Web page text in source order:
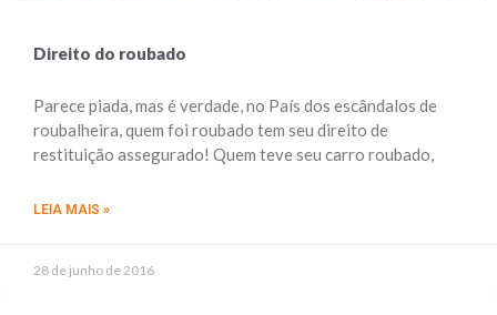
Direito do roubado
Parece piada, mas é verdade, no País dos escândalos de
roubalheira, quem foi roubado tem seu direito de
restituição assegurado! Quem teve seu carro roubado,
LEIA MAIS »
28 de junho de 2016